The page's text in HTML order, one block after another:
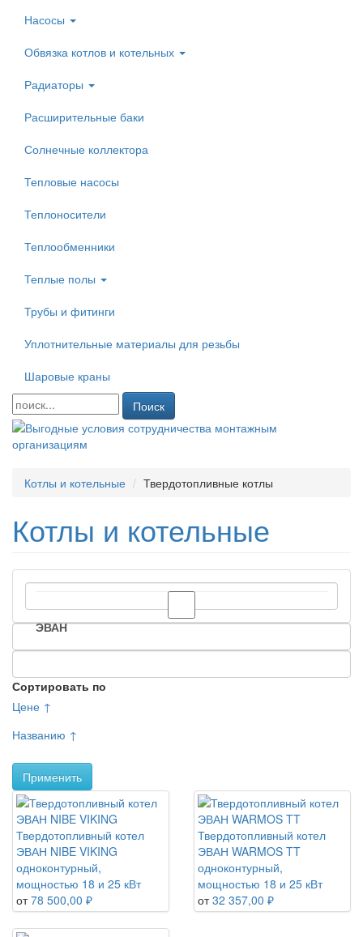
Насосы
Обвязка котлов и котельных
Радиаторы
Расширительные баки
Солнечные коллектора
Тепловые насосы
Теплоносители
Теплообменники
Теплые полы
Трубы и фитинги
Уплотнительные материалы для резьбы
Шаровые краны
Поиск
Котлы и котельные Твердотопливные котлы
Котлы и котельные
ЭВАН
Сортировать по
Цене ↑
Названию ↑
Применить
Твердотопливный котел
ЭВАН NIBE VIKING
одноконтурный,
мощностью 18 и 25 кВт
от 78 500,00 ₽
Твердотопливный котел
ЭВАН WARMOS TT
одноконтурный,
мощностью 18 и 25 кВт
от 32 357,00 ₽